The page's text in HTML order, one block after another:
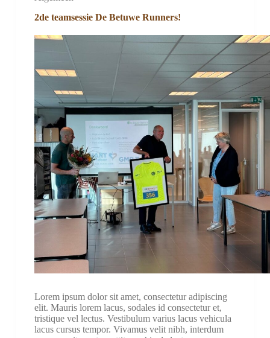
2de teamsessie De Betuwe Runners!
Lorem ipsum dolor sit amet, consectetur adipiscing
elit. Mauris lorem lacus, sodales id consectetur et,
tristique vel lectus. Vestibulum varius lacus vehicula
lacus cursus tempor. Vivamus velit nibh, interdum